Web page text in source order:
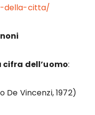
della-citta/
cifra dell’uomo:
De Vincenzi, 1972)